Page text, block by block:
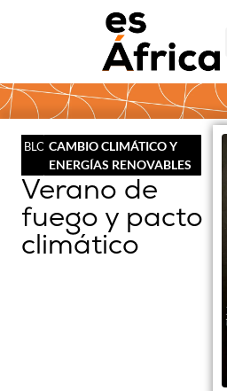
BLOGCAMBIO CLIMÁTICO Y
ENERGÍAS RENOVABLES
Verano de
fuego y pacto
climático